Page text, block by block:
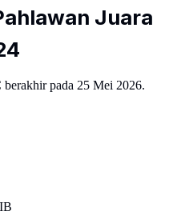
Juara
pada 25 Mei 2026.